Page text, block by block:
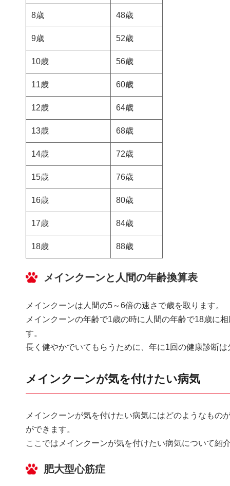
8歳 48歳
9歳 52歳
10歳 56歳
11歳 60歳
12歳 64歳
13歳 68歳
14歳 72歳
15歳 76歳
16歳 80歳
17歳 84歳
18歳 88歳
メインクーンと人間の年齢換算表
メインクーンは人間の5～6倍の速さで歳を取ります。
メインクーンの年齢で1歳の時に人間の年齢で18歳に
す。
長く健やかでいてもらうために、年に1回の健康診断
メインクーンが気を付けたい病気
メインクーンが気を付けたい病気にはどのようなも
ができます。
ここではメインクーンが気を付けたい病気について紹
肥大型心筋症